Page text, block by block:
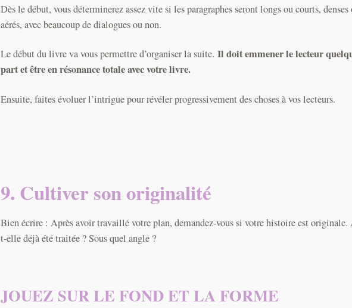
Dès le début, vous déterminerez assez vite si les paragraphes seront longs ou courts, denses
aérés, avec beaucoup de dialogues ou non.
Le début du livre va vous permettre d’organiser la suite.Il doit emmener le lecteur
part et être en résonance totale avec votre livre.
Ensuite, faites évoluer l’intrigue pour révéler progressivement des choses à vos lecteurs.
9. Cultiver son originalité
Bien écrire : Après avoir travaillé votre plan, demandez-vous si votre histoire est originale.
t-elle déjà été traitée ? Sous quel angle ?
JOUEZ SUR LE FOND ET LA FORME